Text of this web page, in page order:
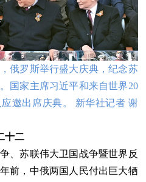
俄罗斯举行盛大庆典，纪念苏
国家主席习近平和来自世界20
邀出席庆典。 新华社记者 谢
十二
苏联伟大卫国战争暨世界反
前，中俄两国人民付出巨大牺